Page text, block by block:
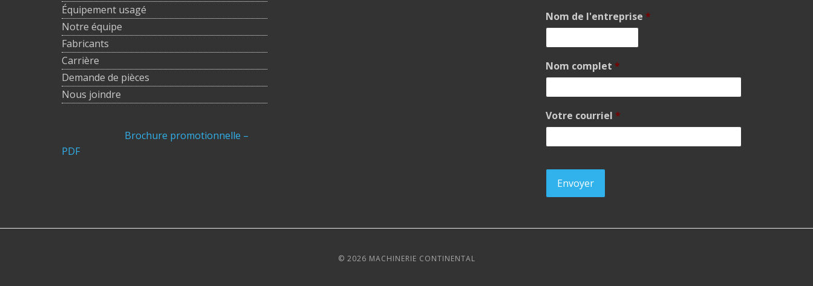
Équipement usagé
Notre équipe
Fabricants
Carrière
Demande de pièces
Nous joindre
Brochure promotionnelle –
PDF
Nom de l'entreprise *
Nom complet *
Votre courriel *
© 2026 MACHINERIE CONTINENTAL